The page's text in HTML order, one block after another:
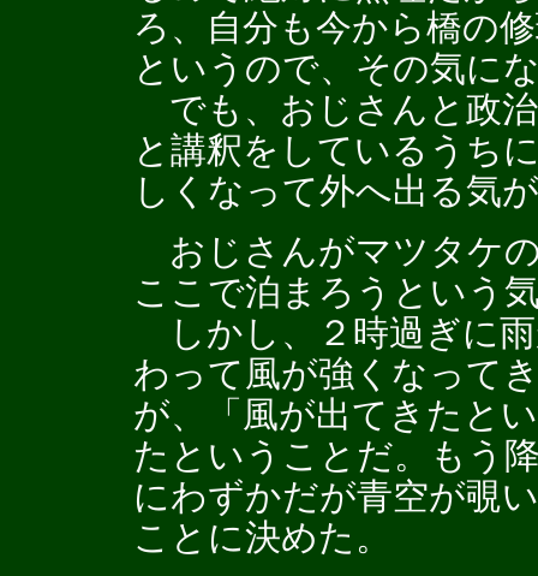
ろ、自分も今から橋の
というので、その気に
でも、おじさんと政
と講釈をしているうち
しくなって外へ出る気
おじさんがマツタケ
ここで泊まろうという
しかし、２時過ぎに
わって風が強くなって
が、「風が出てきたと
たということだ。もう
にわずかだが青空が覗
ことに決めた。